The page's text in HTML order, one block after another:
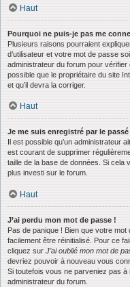
Haut
Pourquoi ne puis-je pas me
Plusieurs raisons pourraient
d’utilisateur et votre mot de passe
administrateur du forum pour vérifier
possible que le propriétaire du site
et qu’il devra la corriger.
Haut
Je me suis enregistré par le
Il est possible qu’un administrateur
est courant de supprimer
taille de la base de données. Si
plus investi sur le forum.
Haut
J’ai perdu mon mot de passe !
Pas de panique ! Bien que votre
facilement être réinitialisé. Pour ce
cliquez sur J’ai oublié mon mot de
devriez pouvoir à nouveau vous
Si toutefois vous ne parveniez pas
administrateur du forum.